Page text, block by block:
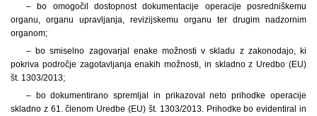
– bo omogočil dostopnost dokumentacije operacije posredniškemu
organu, organu upravljanja, revizijskemu organu ter drugim nadzornim
organom;
– bo smiselno zagovarjal enake možnosti v skladu z zakonodajo, ki
pokriva področje zagotavljanja enakih možnosti, in skladno z Uredbo (EU)
št. 1303/2013;
– bo dokumentirano spremljal in prikazoval neto prihodke operacije
skladno z 61. členom Uredbe (EU) št. 1303/2013. Prihodke bo evidentiral in